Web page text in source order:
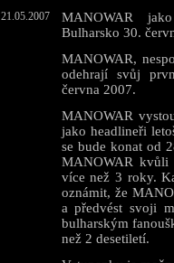
21.05.2007
MANOWAR
Bulharsko 30.
MANOWAR,
odehrají svůj
června 2007.
MANOWAR
jako headlineři
se bude konat od
MANOWAR
více než 3 roky.
oznámit, že
a předvést svoji
bulharským
než 2 desetiletí.